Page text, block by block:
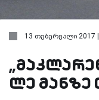
13 თებერვალი 2017 |
ლე მანზე